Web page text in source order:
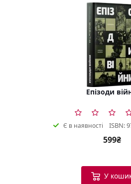
Епізоди
Є в наявності ISBN:
599₴
У